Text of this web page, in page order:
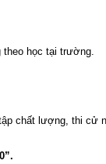
theo học tại trường.
chất lượng, thi cử